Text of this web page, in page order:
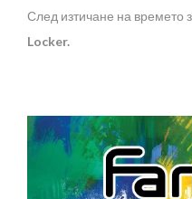
След изтичане на времето
Locker.